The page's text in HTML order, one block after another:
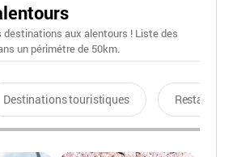
destinations aux alentours ! Liste des
un périmétre de 50km.
Destinations touristiques Restaurants